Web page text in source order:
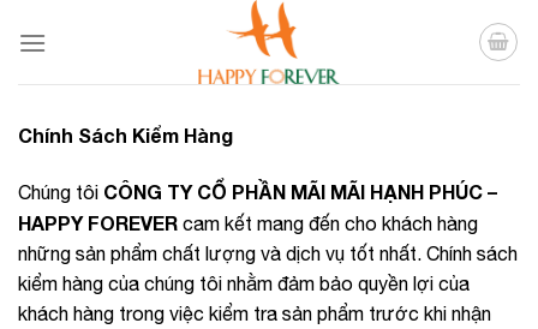
Chính Sách Kiểm Hàng
Chúng tôi CÔNG TY CỔ PHẦN MÃI MÃI HẠNH PHÚC –
HAPPY FOREVER cam kết mang đến cho khách hàng
những sản phẩm chất lượng và dịch vụ tốt nhất. Chính sách
kiểm hàng của chúng tôi nhằm đảm bảo quyền lợi của
khách hàng trong việc kiểm tra sản phẩm trước khi nhận